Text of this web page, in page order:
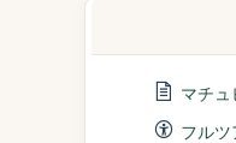
マチ
フルツ